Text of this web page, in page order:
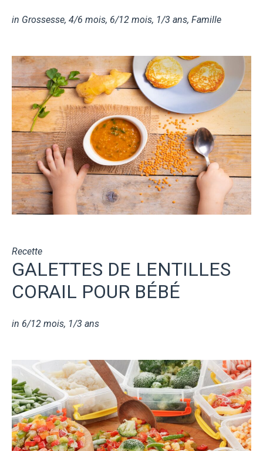
in Grossesse, 4/6 mois, 6/12 mois, 1/3 ans, Famille
Recette
GALETTES DE LENTILLES
CORAIL POUR BÉBÉ
in 6/12 mois, 1/3 ans